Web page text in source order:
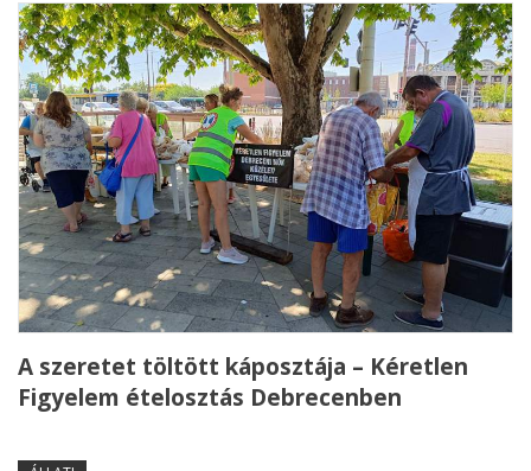
A szeretet töltött káposztája – Kéretlen
Figyelem ételosztás Debrecenben